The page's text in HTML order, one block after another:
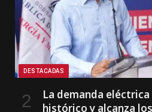
DESTACADAS
La demanda
histórico y alcanza